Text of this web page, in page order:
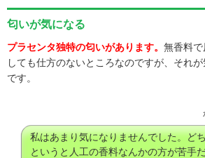
匂いが気になる
プラセンタ独特の匂いがあります。 無香料で
しても仕方のないところなのですが、それ
です。
私はあまり気になりませんでした。ど
というと人工の香料なんかの方が苦手